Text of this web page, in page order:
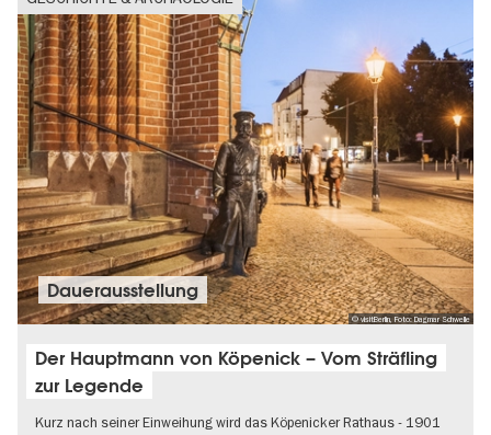
© visitBerlin, Foto: Dagmar Schwelle
Dauer­aus­stel­lung
Der Hauptmann von Köpenick – Vom Sträfling
zur Legende
Kurz nach seiner Einweihung wird das Köpenicker Rathaus - 1901